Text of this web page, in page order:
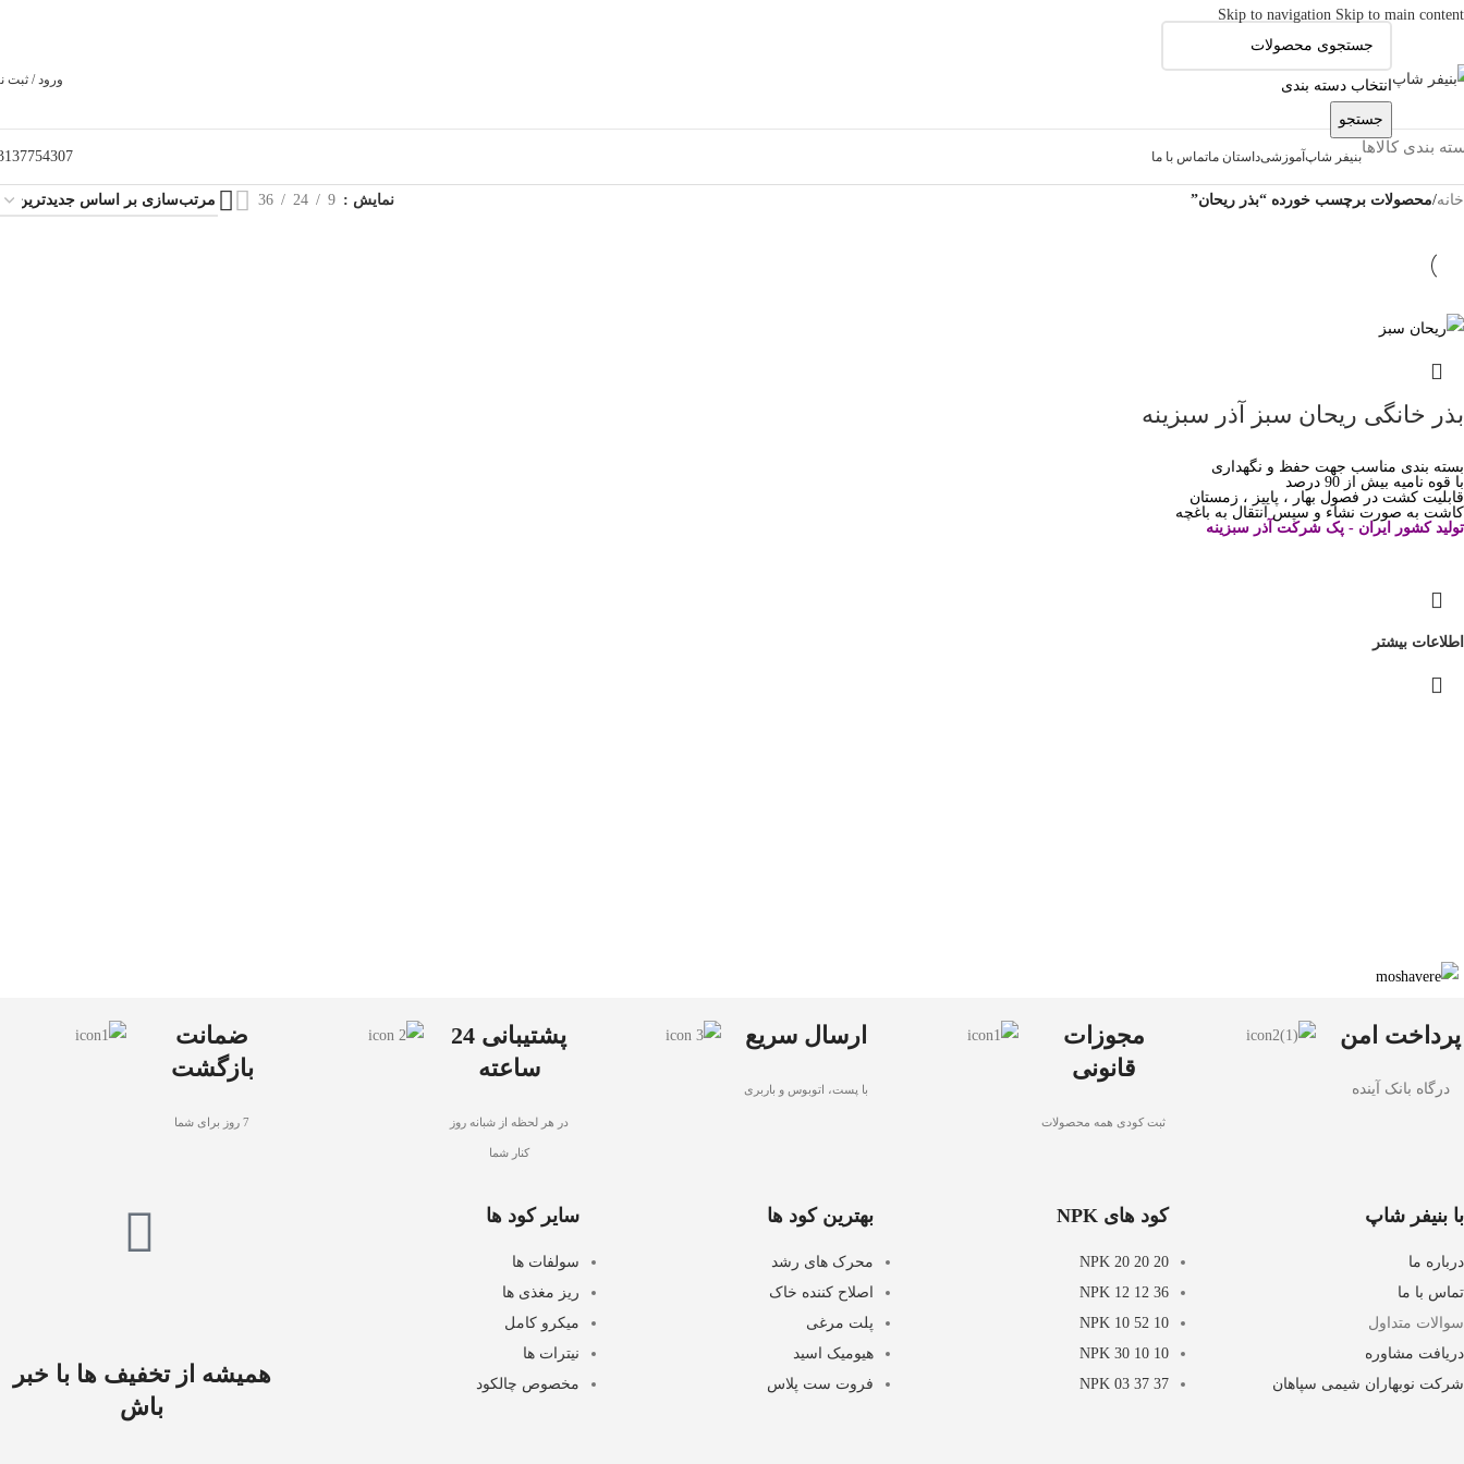
Skip to navigation Skip to main content
انتخاب دسته بندی
جستجو
ورود / ثبت
بندی کالاها
بنیفر شاپ آموزشیداستان ماتماس با ما
خانه/محصولات برچسب خورده “بذر ریحان” نمایش 9
24
36
بذر خانگی ریحان سبز آذر سبزینه
بسته بندی مناسب جهت حفظ و نگهداری
با قوه نامیه بیش از 90 درصد
قابلیت کشت در فصول بهار ، پاییز ، زمستان
کاشت به صورت نشاء و سپس انتقال به باغچه
تولید کشور ایران - پک شرکت آذر سبزینه
اطلاعات بیشتر
پرداخت امن
درگاه بانک آینده
مجوزات
قانونی
ثبت کودی همه محصولات
ارسال سریع
با پست، اتوبوس و باربری
پشتیبانی 24
ساعته
در هر لحظه از شبانه روز
کنار شما
ضمانت
بازگشت
7 روز برای شما
با بنیفر شاپ
درباره ما
تماس با ما
سوالات متداول
دریافت مشاوره
شرکت نوبهاران شیمی سپاهان
کود های NPK
NPK 20 20 20
NPK 12 12 36
NPK 10 52 10
NPK 30 10 10
NPK 03 37 37
بهترین کود ها
محرک های رشد
اصلاح کننده خاک
پلت مرغی
هیومیک اسید
فروت ست پلاس
سایر کود ها
سولفات ها
ریز مغذی ها
میکرو کامل
نیترات ها
مخصوص چالکود
همیشه از تخفیف ها با خبر
باش